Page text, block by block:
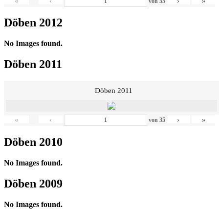
Döben 2012
No Images found.
Döben 2011
Döben 2011
« ‹ von 35 › »
Döben 2010
No Images found.
Döben 2009
No Images found.